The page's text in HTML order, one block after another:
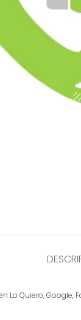
Lo Quiero, Google,